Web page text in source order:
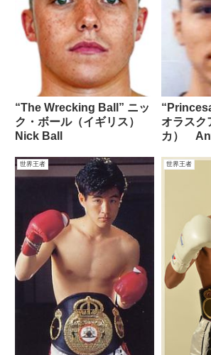
“The Wrecking Ball” ニッ
ク・ボール（イギリス）
Nick Ball
オラスク
カ）
世界王者 世界王者